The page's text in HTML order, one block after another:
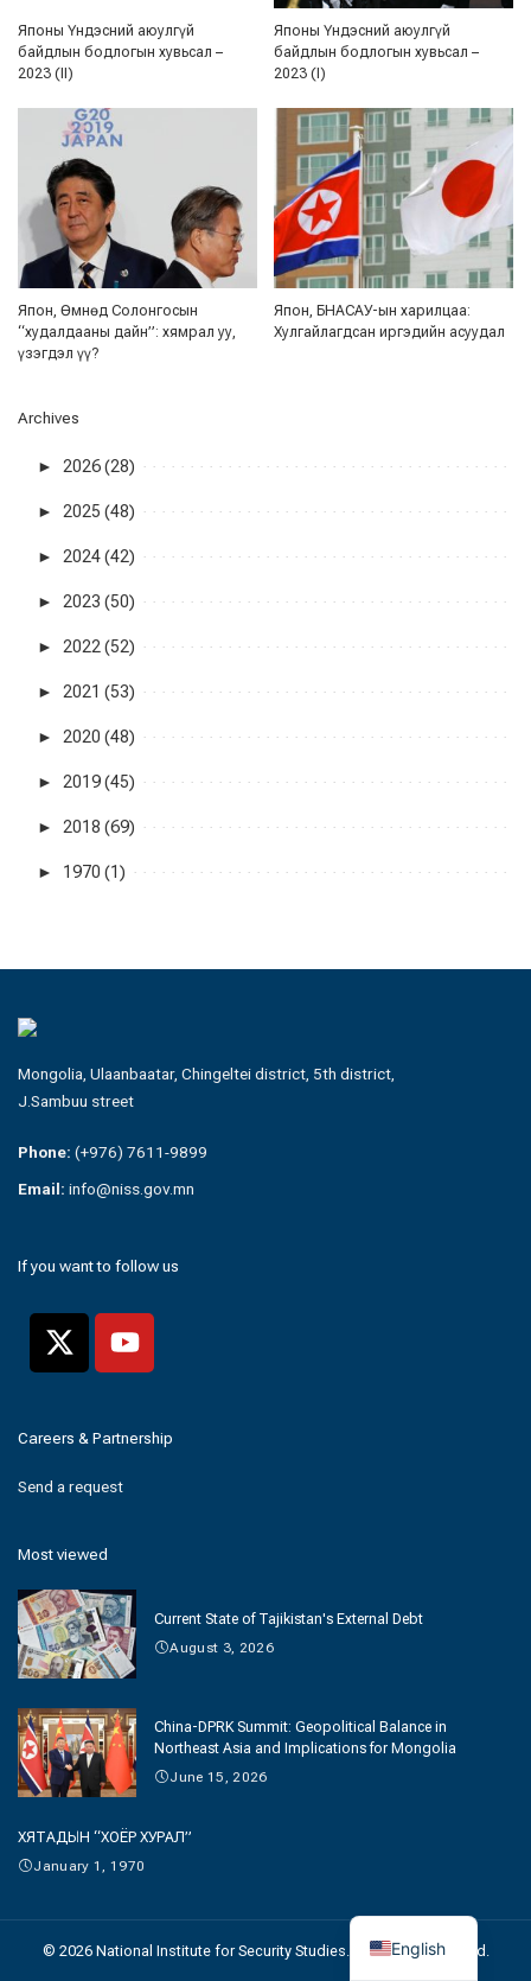
Японы Үндэсний аюулгүй
байдлын бодлогын хувьсал –
2023 (II)
Японы Үндэсний аюулгүй
байдлын бодлогын хувьсал –
2023 (I)
Япон, Өмнөд Солонгосын
“худалдааны дайн”: хямрал уу,
үзэгдэл үү?
Япон, БНАСАУ-ын харилцаа:
Хулгайлагдсан иргэдийн асуудал
Archives
► 2026 (28)
► 2025 (48)
► 2024 (42)
► 2023 (50)
► 2022 (52)
► 2021 (53)
► 2020 (48)
► 2019 (45)
► 2018 (69)
► 1970 (1)
Mongolia, Ulaanbaatar, Chingeltei district, 5th district,
J.Sambuu street
Phone: (+976) 7611-9899
Email: info@niss.gov.mn
If you want to follow us
Careers & Partnership
Send a request
Most viewed
Current State of Tajikistan's External Debt
August 3, 2026
China-DPRK Summit: Geopolitical Balance in
Northeast Asia and Implications for Mongolia
June 15, 2026
ХЯТАДЫН “ХОЁР ХУРАЛ”
January 1, 1970
© 2026 National Institute for Security Studies. All Rights Reserved.
English